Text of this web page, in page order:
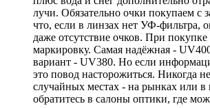
лучи. Обязательно очки покупаем с
что, если в линзах нет УФ-фильтра,
даже отсутствие очков. При покупке
маркировку. Самая надёжная -
вариант - UV380. Но если
это повод насторожиться. Никогда
случайных местах - на рынках или в
обратитесь в салоны оптики, где